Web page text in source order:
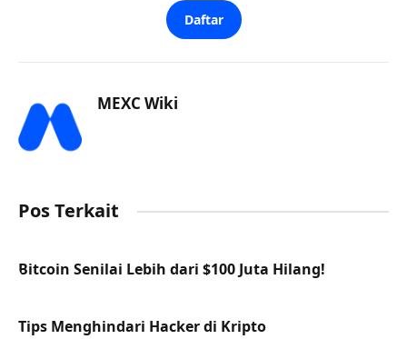
Daftar
MEXC Wiki
Pos Terkait
Bitcoin Senilai Lebih dari $100 Juta Hilang!
Tips Menghindari Hacker di Kripto